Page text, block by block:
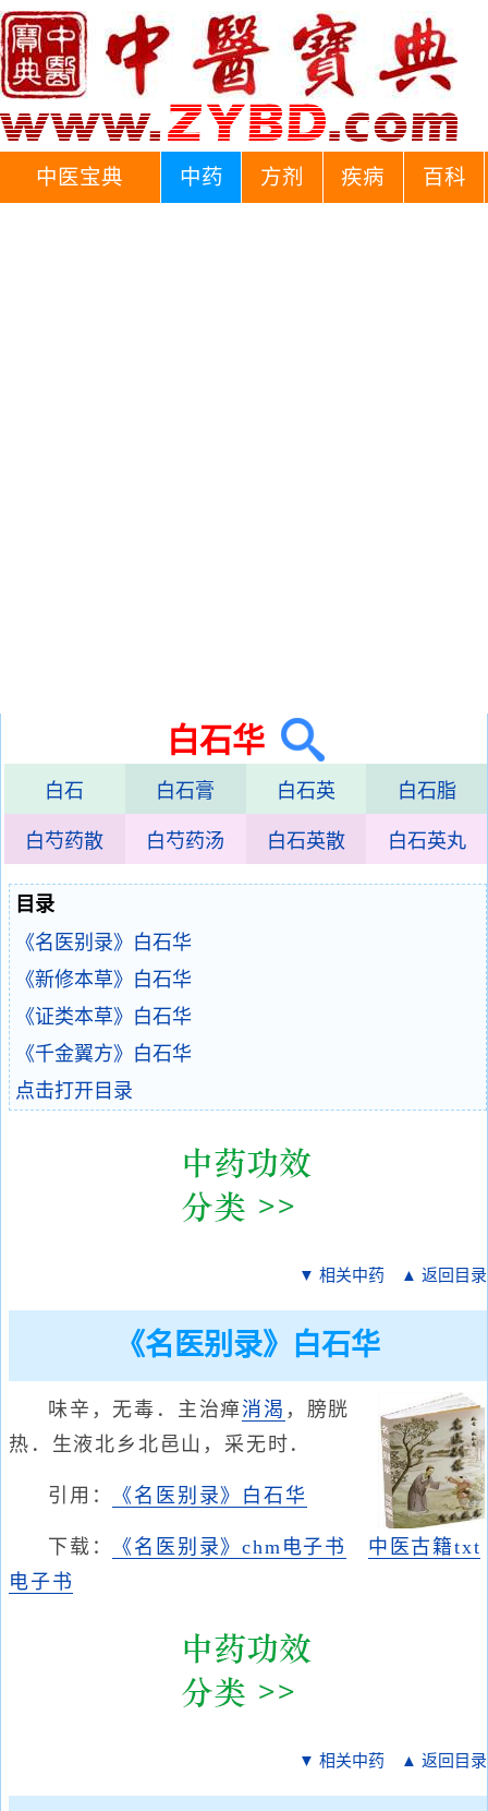
中医宝典 中药 方剂 疾病 百科
白石华
白石 白石膏 白石英 白石脂
白芍药散 白芍药汤 白石英散 白石英丸
目录
《名医别录》白石华
《新修本草》白石华
《证类本草》白石华
《千金翼方》白石华
点击打开目录
▼ 相关中药 ▲ 返回目录
《名医别录》白石华
味辛，无毒．主治瘅消渴 ，膀胱
热．生液北乡北邑山，采无时．
引用： 《名医别录》白石华
下载： 《名医别录》chm电子书
中医古籍txt
电子书
▼ 相关中药 ▲ 返回目录